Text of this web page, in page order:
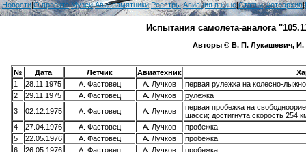
|Новости|О проекте|Музеи|Авиапамятники|Реестры|Авиация в кино|Статьи|Фотоархив|
Испытания самолета-аналога
Авторы © В. П. Лукашевич,
№ Дата Летчик Авиатехник
1
28.11.1975 А. Фастовец А. Лучков
первая рулежка на колесно-
2
29.11.1975 А. Фастовец А. Лучков
рулежка
3
02.12.1975 А. Фастовец А. Лучков
первая пробежка на
шасси; достигнута скорость 254
4
27.04.1976 А. Фастовец А. Лучков
пробежка
5
22.05.1976 А. Фастовец А. Лучков
пробежка
6
26.05.1976 А. Фастовец А. Лучков
пробежка